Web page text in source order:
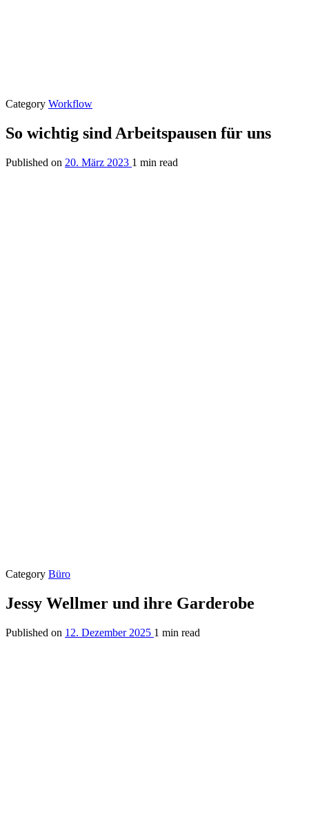
Category Workflow
So wichtig sind Arbeitspausen für uns
Published on 20. März 2023 1 min read
Category Büro
Jessy Wellmer und ihre Garderobe
Published on 12. Dezember 2025 1 min read